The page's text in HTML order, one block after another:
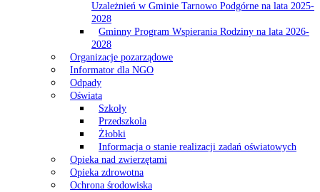
Uzależnień w Gminie Tarnowo Podgórne na lata 2025-
2028
Gminny Program Wspierania Rodziny na lata 2026-
2028
Organizacje pozarządowe
Informator dla NGO
Odpady
Oświata
Szkoły
Przedszkola
Żłobki
Informacja o stanie realizacji zadań oświatowych
Opieka nad zwierzętami
Opieka zdrowotna
Ochrona środowiska